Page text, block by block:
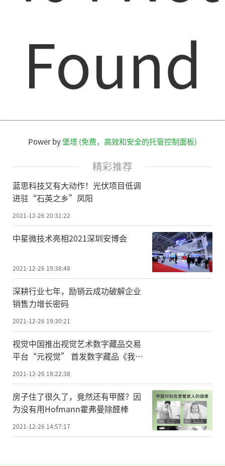
Found
Power by堡塔 (免费，高效和安全的托管控制面板)
精彩推荐
蓝思科技又有大动作！光伏项目低调
进驻“石英之乡”凤阳
2021-12-26 20:31:22
中星微技术亮相2021深圳安博会
2021-12-26 19:38:48
深耕行业七年，励销云成功破解企业
销售力增长密码
2021-12-26 19:30:21
视觉中国推出视觉艺术数字藏品交易
平台“元视觉” 首发数字藏品《我要
2021-12-26 18:22:38
房子住了很久了，竟然还有甲醛？因
为没有用Hofmann霍弗曼除醛棒
2021-12-26 14:57:17